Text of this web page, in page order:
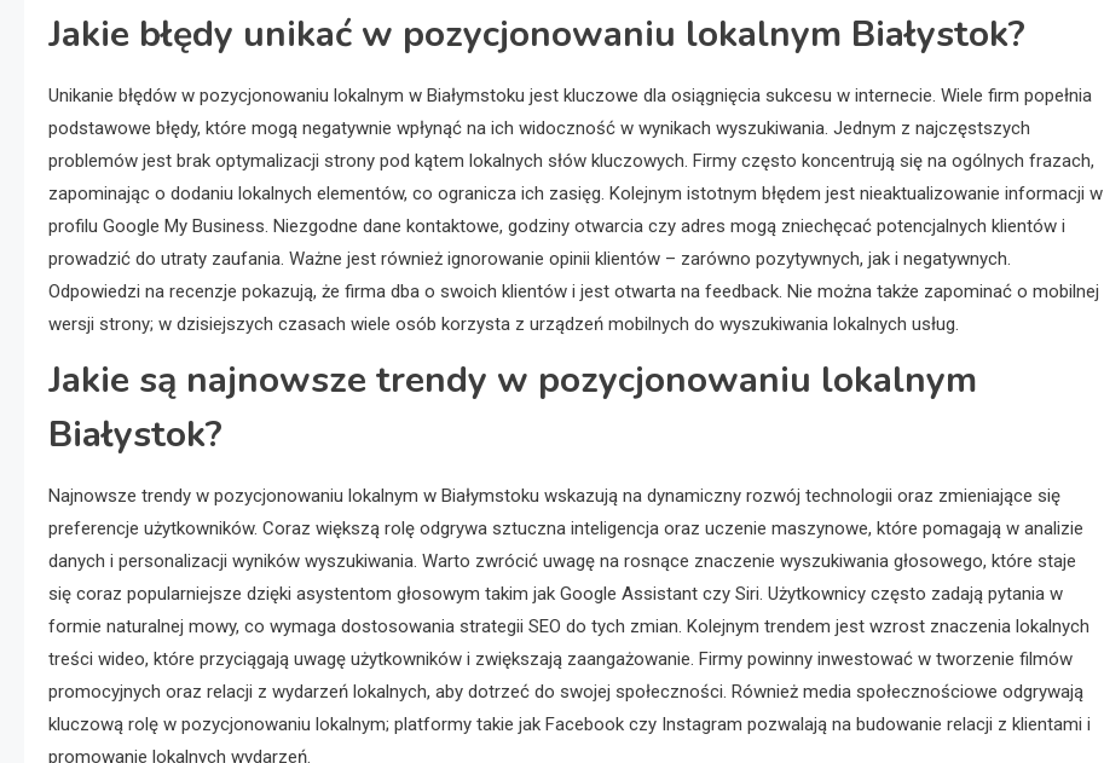
Jakie błędy unikać w pozycjonowaniu lokalnym Białystok?
Unikanie błędów w pozycjonowaniu lokalnym w Białymstoku jest kluczowe dla osiągnięcia sukcesu w internecie. Wiele firm popełnia
podstawowe błędy, które mogą negatywnie wpłynąć na ich widoczność w wynikach wyszukiwania. Jednym z najczęstszych
problemów jest brak optymalizacji strony pod kątem lokalnych słów kluczowych. Firmy często koncentrują się na ogólnych frazach,
zapominając o dodaniu lokalnych elementów, co ogranicza ich zasięg. Kolejnym istotnym błędem jest nieaktualizowanie informacji w
profilu Google My Business. Niezgodne dane kontaktowe, godziny otwarcia czy adres mogą zniechęcać potencjalnych klientów i
prowadzić do utraty zaufania. Ważne jest również ignorowanie opinii klientów – zarówno pozytywnych, jak i negatywnych.
Odpowiedzi na recenzje pokazują, że firma dba o swoich klientów i jest otwarta na feedback. Nie można także zapominać o mobilnej
wersji strony; w dzisiejszych czasach wiele osób korzysta z urządzeń mobilnych do wyszukiwania lokalnych usług.
Jakie są najnowsze trendy w pozycjonowaniu lokalnym
Białystok?
Najnowsze trendy w pozycjonowaniu lokalnym w Białymstoku wskazują na dynamiczny rozwój technologii oraz zmieniające się
preferencje użytkowników. Coraz większą rolę odgrywa sztuczna inteligencja oraz uczenie maszynowe, które pomagają w analizie
danych i personalizacji wyników wyszukiwania. Warto zwrócić uwagę na rosnące znaczenie wyszukiwania głosowego, które staje
się coraz popularniejsze dzięki asystentom głosowym takim jak Google Assistant czy Siri. Użytkownicy często zadają pytania w
formie naturalnej mowy, co wymaga dostosowania strategii SEO do tych zmian. Kolejnym trendem jest wzrost znaczenia lokalnych
treści wideo, które przyciągają uwagę użytkowników i zwiększają zaangażowanie. Firmy powinny inwestować w tworzenie filmów
promocyjnych oraz relacji z wydarzeń lokalnych, aby dotrzeć do swojej społeczności. Również media społecznościowe odgrywają
kluczową rolę w pozycjonowaniu lokalnym; platformy takie jak Facebook czy Instagram pozwalają na budowanie relacji z klientami i
promowanie lokalnych wydarzeń.